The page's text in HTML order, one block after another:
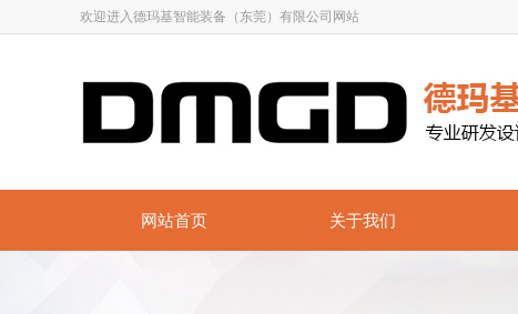
欢迎进入德玛基智能装备（东莞）有限公司网站
网站首页 关于我们